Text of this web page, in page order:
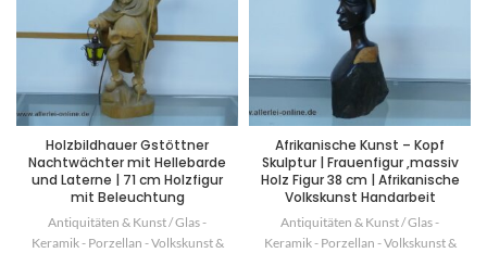
Holzbildhauer Gstöttner
Nachtwächter mit Hellebarde
und Laterne | 71 cm Holzfigur
mit Beleuchtung
Antiquitäten & Kunst / Glas -
Keramik - Porzellan - Volkskunst &
Afrikanische Kunst – Kopf
Skulptur | Frauenfigur ,massiv
Holz Figur 38 cm | Afrikanische
Volkskunst Handarbeit
Antiquitäten & Kunst / Glas -
Keramik - Porzellan - Volkskunst &